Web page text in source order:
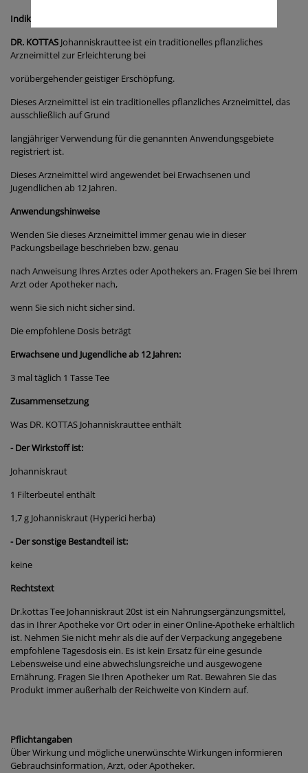
Indikation
DR. KOTTAS Johanniskrauttee ist ein traditionelles pflanzliches
Arzneimittel zur Erleichterung bei
vorübergehender geistiger Erschöpfung.
Dieses Arzneimittel ist ein traditionelles pflanzliches Arzneimittel, das
ausschließlich auf Grund
langjähriger Verwendung für die genannten Anwendungsgebiete
registriert ist.
Dieses Arzneimittel wird angewendet bei Erwachsenen und
Jugendlichen ab 12 Jahren.
Anwendungshinweise
Wenden Sie dieses Arzneimittel immer genau wie in dieser
Packungsbeilage beschrieben bzw. genau
nach Anweisung Ihres Arztes oder Apothekers an. Fragen Sie bei Ihrem
Arzt oder Apotheker nach,
wenn Sie sich nicht sicher sind.
Die empfohlene Dosis beträgt
Erwachsene und Jugendliche ab 12 Jahren:
3 mal täglich 1 Tasse Tee
Zusammensetzung
Was DR. KOTTAS Johanniskrauttee enthält
- Der Wirkstoff ist:
Johanniskraut
1 Filterbeutel enthält
1,7 g Johanniskraut (Hyperici herba)
- Der sonstige Bestandteil ist:
keine
Rechtstext
Dr.kottas Tee Johanniskraut 20st ist ein Nahrungsergänzungsmittel,
das in Ihrer Apotheke vor Ort oder in einer Online-Apotheke erhältlich
ist. Nehmen Sie nicht mehr als die auf der Verpackung angegebene
empfohlene Tagesdosis ein. Es ist kein Ersatz für eine gesunde
Lebensweise und eine abwechslungsreiche und ausgewogene
Ernährung. Fragen Sie Ihren Apotheker um Rat. Bewahren Sie das
Produkt immer außerhalb der Reichweite von Kindern auf.
Pflichtangaben
Über Wirkung und mögliche unerwünschte Wirkungen informieren
Gebrauchsinformation, Arzt, oder Apotheker.